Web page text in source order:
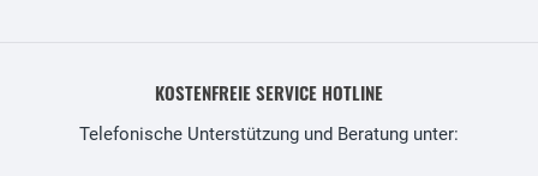
KOSTENFREIE SERVICE HOTLINE
Telefonische Unterstützung und Beratung unter: